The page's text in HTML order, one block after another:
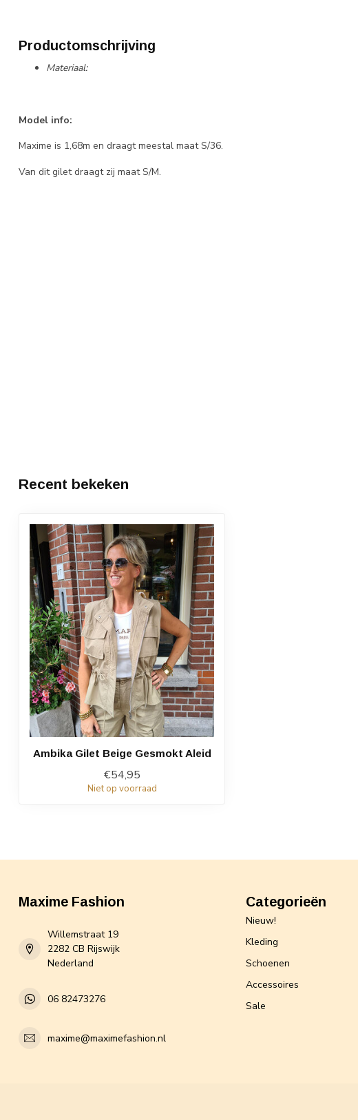
Productomschrijving
Materiaal:
Model info:
Maxime is 1,68m en draagt meestal maat S/36.
Van dit gilet draagt zij maat S/M.
Recent bekeken
Ambika Gilet Beige Gesmokt Aleid
€54,95
Niet op voorraad
Maxime Fashion
Willemstraat 19
2282 CB Rijswijk
Nederland
06 82473276
maxime@maximefashion.nl
Categorieën
Nieuw!
Kleding
Schoenen
Accessoires
Sale